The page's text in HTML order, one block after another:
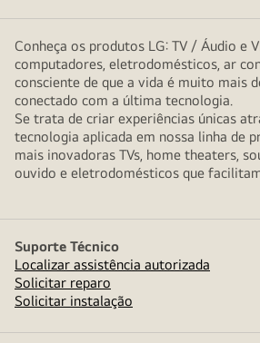
Conheça os produtos LG: TV / Áudio e
computadores, eletrodomésticos, ar
consciente de que a vida é muito mais
conectado com a última tecnologia.
Se trata de criar experiências únicas
tecnologia aplicada em nossa linha de
mais inovadoras TVs, home theaters,
ouvido e eletrodomésticos que
Suporte Técnico
Localizar assistência autorizada
Solicitar reparo
Solicitar instalação